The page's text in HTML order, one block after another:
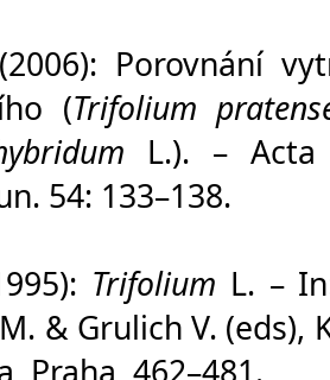
Porovnání
(Trifolium
L.). –
54: 133–138.
Trifolium L. –
& Grulich V. (eds),
Praha, 462–481.